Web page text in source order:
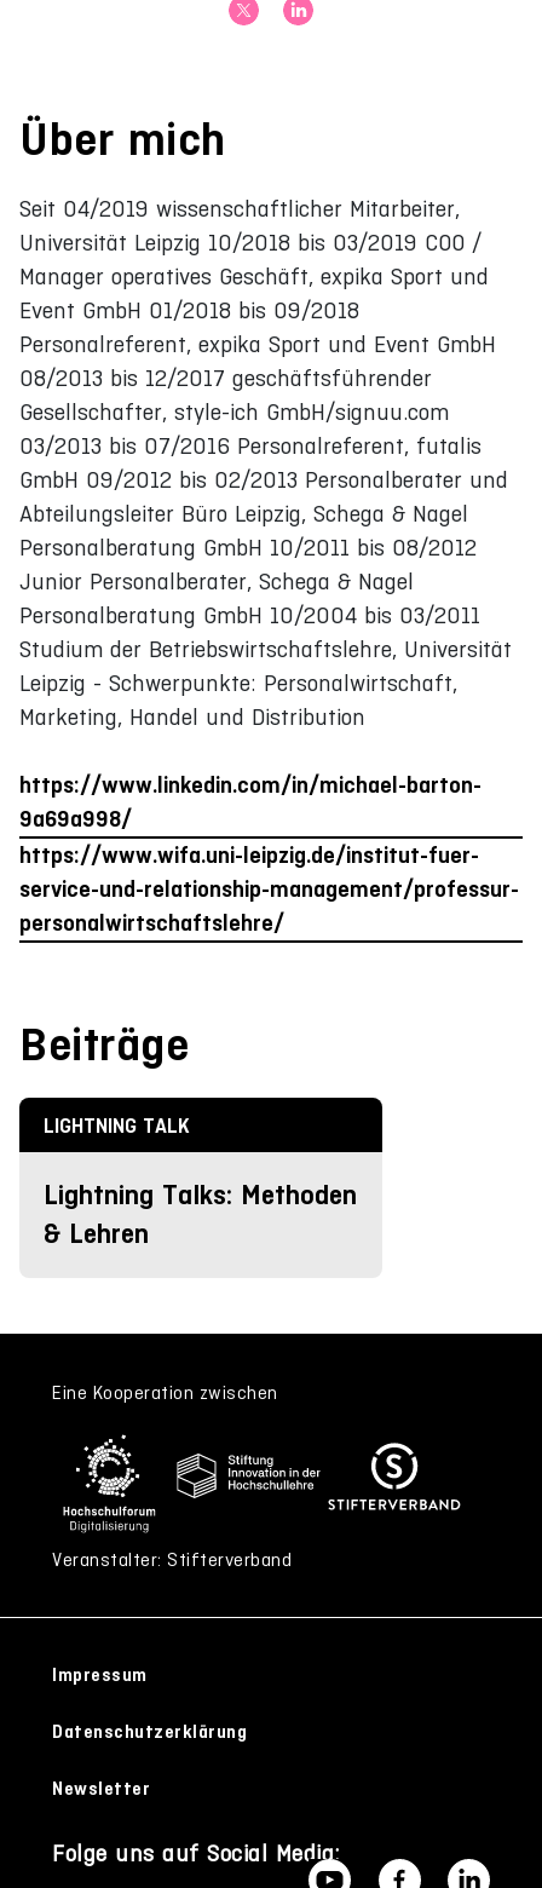
Über mich
Seit 04/2019 wissenschaftlicher Mitarbeiter,
Universität Leipzig 10/2018 bis 03/2019 COO /
Manager operatives Geschäft, expika Sport und
Event GmbH 01/2018 bis 09/2018
Personalreferent, expika Sport und Event GmbH
08/2013 bis 12/2017 geschäftsführender
Gesellschafter, style-ich GmbH/signuu.com
03/2013 bis 07/2016 Personalreferent, futalis
GmbH 09/2012 bis 02/2013 Personalberater und
Abteilungsleiter Büro Leipzig, Schega & Nagel
Personalberatung GmbH 10/2011 bis 08/2012
Junior Personalberater, Schega & Nagel
Personalberatung GmbH 10/2004 bis 03/2011
Studium der Betriebswirtschaftslehre, Universität
Leipzig - Schwerpunkte: Personalwirtschaft,
Marketing, Handel und Distribution
https://www.linkedin.com/in/michael-barton-
9a69a998/
https://www.wifa.uni-leipzig.de/institut-fuer-
service-und-relationship-management/professur-
personalwirtschaftslehre/
Beiträge
LIGHTNING TALK
Lightning Talks: Methoden
& Lehren
Eine Kooperation zwischen
Veranstalter: Stifterverband
Impressum
Datenschutzerklärung
Newsletter
Folge uns auf Social Media: